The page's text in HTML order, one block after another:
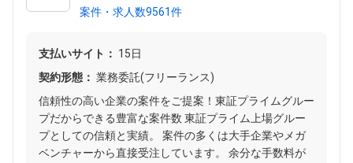
案件・求人数9561件
支払いサイト： 15日
契約形態： 業務委託(フリーランス)
信頼性の高い企業の案件をご提案！東証プライムグルー
プだからできる豊富な案件数 東証プライム上場グルー
プとしての信頼と実績。 案件の多くは大手企業やメガ
ベンチャーから直接受注しています。 余分な手数料が